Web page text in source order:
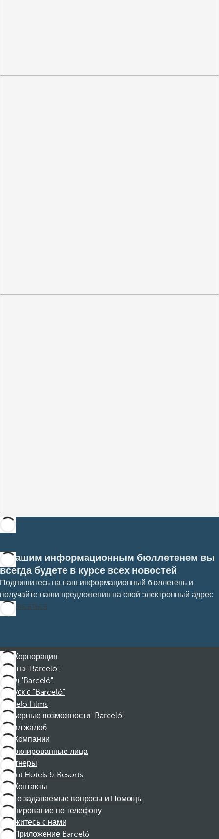
С нашим информационным бюллетенем вы
всегда будете в курсе всех новостей
Подпишитесь на наш информационный бюллетень и
получайте наши предложения на свой электронный адрес
Подписаться
Корпорация
Группа "Barceló"
Фонд "Barceló"
Отпуск с "Barceló"
Barceló Films
Карьерные возможности "Barceló"
Канал жалоб
Компании
Аффилированные лица
Партнеры
Dorint Hotels & Resorts
Контакты
Часто задаваемые вопросы и Помощь
Бронирование по телефону
Свяжитесь с нами
Приложение Barceló